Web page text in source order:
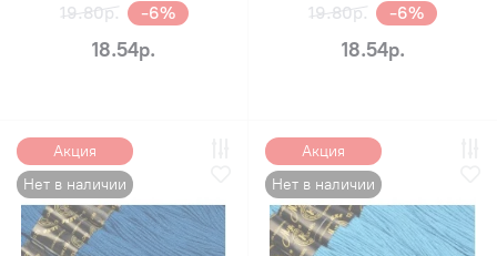
19.80р.
-6%
18.54р.
19.80р.
-6%
18.54р.
Акция
Нет в наличии
Акция
Нет в наличии